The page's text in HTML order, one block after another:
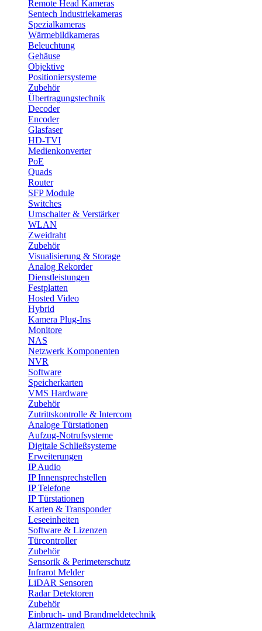
Remote Head Kameras
Sentech Industriekameras
Spezialkameras
Wärmebildkameras
Beleuchtung
Gehäuse
Objektive
Positioniersysteme
Zubehör
Übertragungstechnik
Decoder
Encoder
Glasfaser
HD-TVI
Medienkonverter
PoE
Quads
Router
SFP Module
Switches
Umschalter & Verstärker
WLAN
Zweidraht
Zubehör
Visualisierung & Storage
Analog Rekorder
Dienstleistungen
Festplatten
Hosted Video
Hybrid
Kamera Plug-Ins
Monitore
NAS
Netzwerk Komponenten
NVR
Software
Speicherkarten
VMS Hardware
Zubehör
Zutrittskontrolle & Intercom
Analoge Türstationen
Aufzug-Notrufsysteme
Digitale Schließsysteme
Erweiterungen
IP Audio
IP Innensprechstellen
IP Telefone
IP Türstationen
Karten & Transponder
Leseeinheiten
Software & Lizenzen
Türcontroller
Zubehör
Sensorik & Perimeterschutz
Infrarot Melder
LiDAR Sensoren
Radar Detektoren
Zubehör
Einbruch- und Brandmeldetechnik
Alarmzentralen